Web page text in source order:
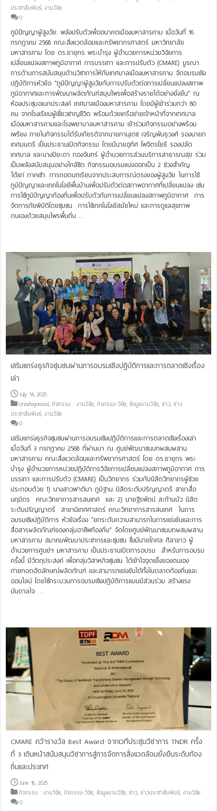
ประชาสัมพันธ์,งานวิจัย
0
ภูมิปัญญาผู้สูงวัย: พลังปรับตัวเพื่ออนาคตเมืองมหาสารคาม เมื่อวันที่ 16
กรกฎาคม 2568 คณะสิ่งแวดล้อมและทรัพยากรศาสตร์ มหาวิทยาลัย
มหาสารคาม โดย ดร.ธายุกร พระบำรุง ผู้อำนวยการหน่วยวิจัยการ
เปลี่ยนแปลงสภาพภูมิอากาศ การบรรเทา และการปรับตัว (CMARE) บูรณา
การด้านการสนับสนุนด้านวิชาการให้กับเทศบาลเมืองมหาสารคาม จัดอบรมเชิง
ปฏิบัติการหัวข้อ “ภูมิปัญญาผู้สูงวัยกับการปรับตัวต่อการเปลี่ยนแปลงสภาพ
ภูมิอากาศและการพัฒนาผลิตภัณฑ์สมุนไพรเพื่อสร้างรายได้อย่างยั่งยืน” ณ
ห้องประชุมอเนกประสงค์ เทศบาลเมืองมหาสารคาม โดยมีผู้เข้าร่วมกว่า 80
คน จากโรงเรียนผู้เชี่ยวชาญชีวิต พร้อมด้วยเครือข่ายเจ้าหน้าที่จากเทศบาล
เมืองมหาสารคามและโรงพยาบาลมหาสารคาม เข้าร่วมกิจกรรมอย่างพร้อม
เพรียง ภายในกิจกรรมได้รับเกียรติจากนายภานุเดช เจริญพันธุวงศ์ รองนายก
เทศมนตรี เป็นประธานเปิดกิจกรรม โดยมีนายอุทิศ โพจิตรโยธี รองปลัด
เทศบาล และนางปิยะดา กองจันทร์ ผู้อำนวยการส่วนบริการสาธารณสุข ร่วม
เป็นพลังสนับสนุนอย่างใกล้ชิด กิจกรรมอบรมแบ่งออกเป็น 2 ช่วงสำคัญ
ได้แก่ ภาคเช้า: การถอดบทเรียนจากประสบการณ์ตรงของผู้สูงวัย ในการใช้
ภูมิปัญญาและเทคโนโลยีพื้นบ้านเพื่อปรับตัวต่อสภาพอากาศที่เปลี่ยนแปลง เช่น
การใช้ภูมิปัญญาท้องถิ่นเพื่อปรับตัวกับการเปลี่ยนแปลงสภาพภูมิอากาศ การ
จัดการภัยพิบัติโดยชุมชน การใช้เทคโนโลยีสมัยใหม่ และการดูแลสุขภาพ
ตนเองด้วยสมุนไพรพื้นถิ่น …
เสริมแกร่งธุรกิจชุมชนผ่านการอบรมเชิงปฏิบัติการและการตลาดเชิงเรื่อง
เล่า
July 14, 2025
Uncategorized,กิจกรรม : งานวิจัย,กิจกรรม-วิจัย,ข้อมูลงานวิจัย,ข่าว,ข่าว
ประชาสัมพันธ์,งานวิจัย
0
เสริมแกร่งธุรกิจชุมชนผ่านการอบรมเชิงปฏิบัติการและการตลาดเชิงเรื่องเล่า
เมื่อวันที่ 3 กรกฎาคม 2568 ที่ผ่านมา ณ ศูนย์พัฒนาชนบทผสมผสาน
มหาสารคาม คณะสิ่งแวดล้อมและทรัพยากรศาสตร์ โดย ดร.ธายุกร พระ
บำรุง ผู้อำนวยการหน่วยปฏิบัติการวิจัยการเปลี่ยนแปลงสภาพภูมิอากาศ การ
บรรเทา และการปรับตัว (CMARE) เป็นวิทยากร ร่วมกับนิสิตวิทยากรผู้ช่วย
ประกอบด้วย 1) นางสาวฟาติมา ภูมิฐาน นิสิตระดับปริญญาตรี สาขาสื่อ
นฤมิตร คณะวิทยาการสารสนเทศ และ 2) นายฐิรพัตน์ สะท้านบัว นิสิต
ระดับปริญญาตรี สาขานิเทศศาสตร์ คณะวิทยาการสารสนเทศ ในการ
อบรมเชิงปฏิบัติการ หัวข้อเรื่อง “ยกระดับความสามารถในการแข่งขันและการ
สื่อสารผลิตภัณฑ์ของกลุ่มอาชีพท้องถิ่น” จัดโดยศูนย์พัฒนาชนบทผสมผสาน
มหาสารคาม สมาคมพัฒนาประชากรและชุมชน ซึ่งมีนายโกศล ศิลาขาว ผู้
อำนวยการศูนย์ฯ มหาสารคาม เป็นประธานเปิดการอบรม สำหรับการอบรม
ครั้งนี้ มีวัตถุประสงค์ เพื่อกลุ่มวิสาหกิจชุมชน ได้เข้าใจจุดแข็งของตนเอง
ถ่ายทอดอัตลักษณ์ผลิตภัณฑ์ และสามารถแข่งขันได้ทั้งในตลาดท้องถิ่นและ
ออนไลน์ โดยใช้กระบวนการอบรมเชิงปฏิบัติการแบบมีส่วนร่วม สร้างแรง
บันดาลใจ …
CMARE คว้ารางวัล Best Award จากเวทีประชุมวิชาการ TNDR ครั้ง
ที่ 3 เดินหน้าสนับสนุนวิชาการสู่การจัดการสิ่งแวดล้อมยั่งยืนระดับท้อง
ถิ่นและประเทศ
June 16, 2025
กิจกรรม : งานวิจัย,กิจกรรม-วิจัย,ข้อมูลงานวิจัย,ข่าว,ข่าวประชาสัมพันธ์,งานวิจัย
0